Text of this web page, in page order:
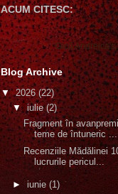
ACUM CITESC:
Gică
Blog Archive
▼2026(22)
▼iulie(2)
Fragment în
teme de întuneric ...
Recenziile Mădălinei
lucrurile pericul...
► iunie (1)